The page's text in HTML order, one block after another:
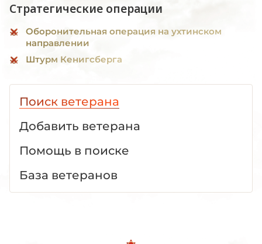
Стратегические операции
Оборонительная операция на ухтинском
направлении
Штурм Кенигсберга
Поиск ветерана
Добавить ветерана
Помощь в поиске
База ветеранов